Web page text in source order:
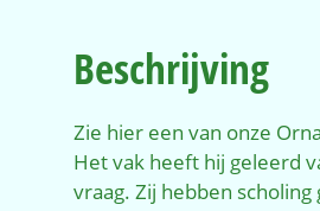
Beschrijving
Zie hier een van onze
Het vak heeft hij geleerd
vraag. Zij hebben